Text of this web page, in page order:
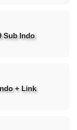
Sub Indo
+ Link